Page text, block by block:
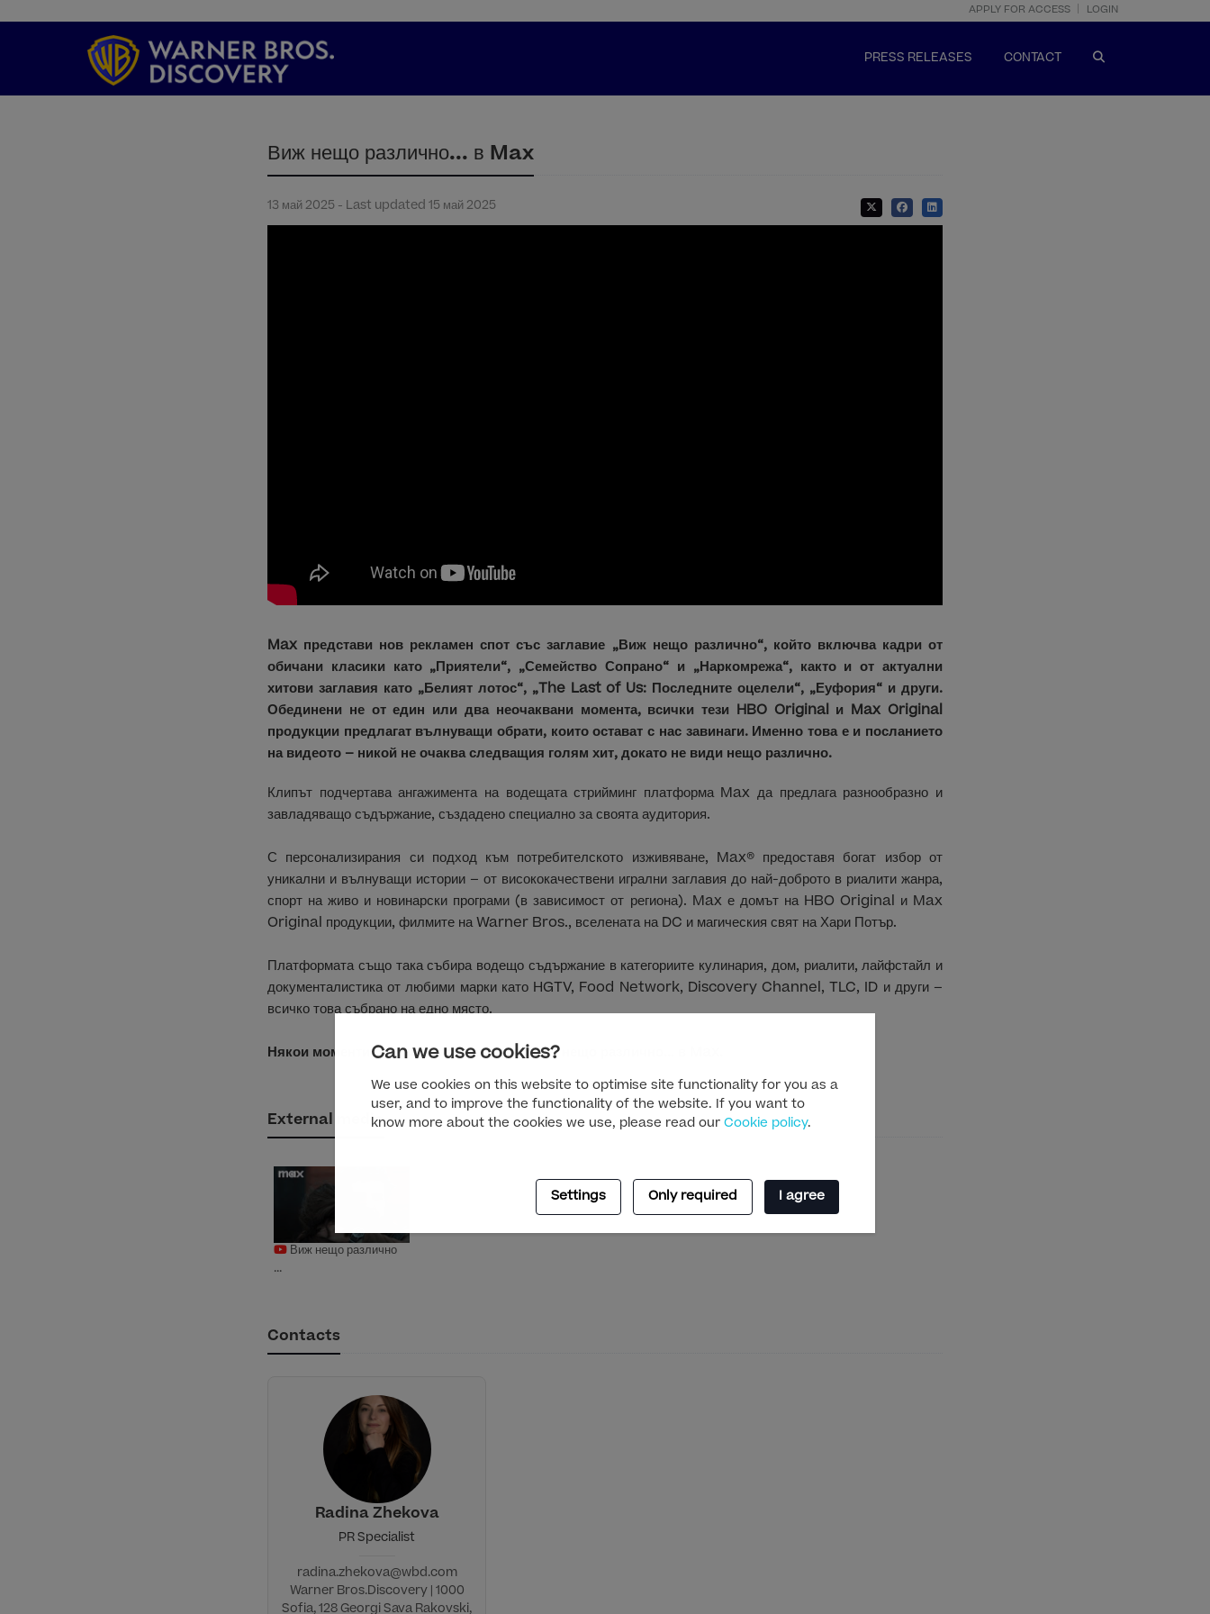
Can we use cookies?
We use cookies on this website to optimise site functionality for you as a
user, and to improve the functionality of the website. If you want to
know more about the cookies we use, please read our Cookie policy.
Settings Only required I agree
APPLY FOR ACCESS LOGIN
PRESS RELEASES CONTACT
Виж нещо различно... в Max
13 май 2025 - Last updated 15 май 2025
Max представи нов рекламен спот със заглавие „Виж нещо различно“, който включва кадри от
обичани класики като „Приятели“, „Семейство Сопрано“ и „Наркомрежа“, както и от актуални
хитови заглавия като „Белият лотос“, „The Last of Us: Последните оцелели“, „Еуфория“ и други.
Обединени не от един или два неочаквани момента, всички тези HBO Original и Max Original
продукции предлагат вълнуващи обрати, които остават с нас завинаги. Именно това е и посланието
на видеото – никой не очаква следващия голям хит, докато не види нещо различно.
Клипът подчертава ангажимента на водещата стрийминг платформа Max да предлага разнообразно и
завладяващо съдържание, създадено специално за своята аудитория.
С персонализирания си подход към потребителското изживяване, Max® предоставя богат избор от
уникални и вълнуващи истории – от висококачествени игрални заглавия до най-доброто в риалити жанра,
спорт на живо и новинарски програми (в зависимост от региона). Max е домът на HBO Original и Max
Original продукции, филмите на Warner Bros., вселената на DC и магическия свят на Хари Потър.
Платформата също така събира водещо съдържание в категориите кулинария, дом, риалити, лайфстайл и
документалистика от любими марки като HGTV, Food Network, Discovery Channel, TLC, ID и други –
всичко това събрано на едно място.
Някои моменти остават с нас завинаги. Виж нещо различно... в Max.
External media
Виж нещо различно
...
Contacts
Radina Zhekova
PR Specialist
radina.zhekova@wbd.com
Warner Bros.Discovery | 1000
Sofia, 128 Georgi Sava Rakovski,